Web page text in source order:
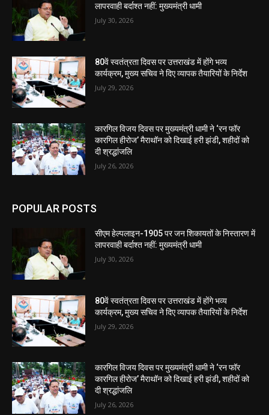
लापरवाही बर्दाश्त नहीं: मुख्यमंत्री धामी
July 30, 2026
80वें स्वतंत्रता दिवस पर उत्तराखंड में होंगे भव्य
कार्यक्रम, मुख्य सचिव ने दिए व्यापक तैयारियों के निर्देश
July 29, 2026
कारगिल विजय दिवस पर मुख्यमंत्री धामी ने ‘रन फॉर
कारगिल हीरोज’ मैराथॉन को दिखाई हरी झंडी, शहीदों को
दी श्रद्धांजलि
July 26, 2026
POPULAR POSTS
सीएम हेल्पलाइन-1905 पर जन शिकायतों के निस्तारण में
लापरवाही बर्दाश्त नहीं: मुख्यमंत्री धामी
July 30, 2026
80वें स्वतंत्रता दिवस पर उत्तराखंड में होंगे भव्य
कार्यक्रम, मुख्य सचिव ने दिए व्यापक तैयारियों के निर्देश
July 29, 2026
कारगिल विजय दिवस पर मुख्यमंत्री धामी ने ‘रन फॉर
कारगिल हीरोज’ मैराथॉन को दिखाई हरी झंडी, शहीदों को
दी श्रद्धांजलि
July 26, 2026